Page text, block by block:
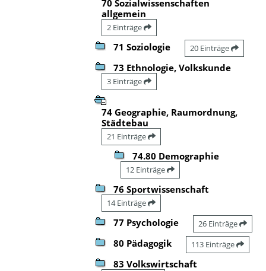
70 Sozialwissenschaften
allgemein
2 Einträge
71 Soziologie 20 Einträge
73 Ethnologie, Volkskunde
3 Einträge
74 Geographie, Raumordnung,
Städtebau
21 Einträge
74.80 Demographie
12 Einträge
76 Sportwissenschaft
14 Einträge
77 Psychologie 26 Einträge
80 Pädagogik 113 Einträge
83 Volkswirtschaft